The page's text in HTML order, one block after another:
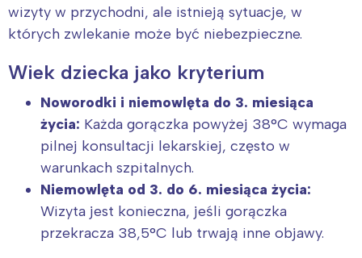
wizyty w przychodni, ale istnieją sytuacje, w
których zwlekanie może być niebezpieczne.
Wiek dziecka jako kryterium
Noworodki i niemowlęta do 3. miesiąca
życia: Każda gorączka powyżej 38°C wymaga
pilnej konsultacji lekarskiej, często w
warunkach szpitalnych.
Niemowlęta od 3. do 6. miesiąca życia:
Wizyta jest konieczna, jeśli gorączka
przekracza 38,5°C lub trwają inne objawy.
tego regionu:
Warszawa
Łódź
Trójmiasto
Poznań
Wrocław
Śląsk
Kraków
Północ
Wszystkie